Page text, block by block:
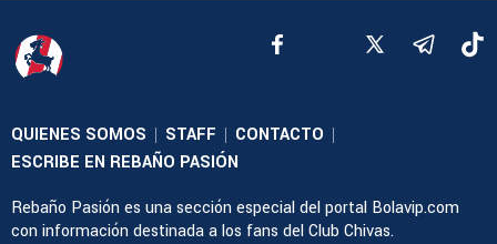
QUIENES SOMOS | STAFF | CONTACTO |
ESCRIBE EN REBAÑO PASIÓN
Rebaño Pasión es una sección especial del portal Bolavip.com
con información destinada a los fans del Club Chivas.